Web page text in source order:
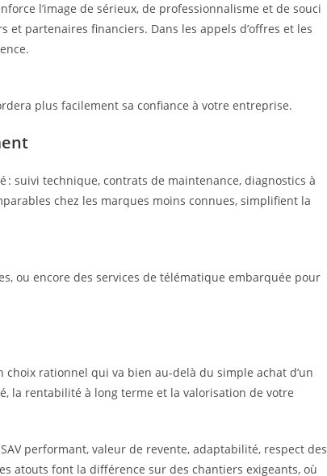
l’image de sérieux, de professionnalisme et de souci
partenaires financiers. Dans les appels d’offres et les
plus facilement sa confiance à votre entreprise.
suivi technique, contrats de maintenance, diagnostics à
chez les marques moins connues, simplifient la
ou encore des services de télématique embarquée pour
rationnel qui va bien au-delà du simple achat d’un
la rentabilité à long terme et la valorisation de votre
performant, valeur de revente, adaptabilité, respect des
atouts font la différence sur des chantiers exigeants, où